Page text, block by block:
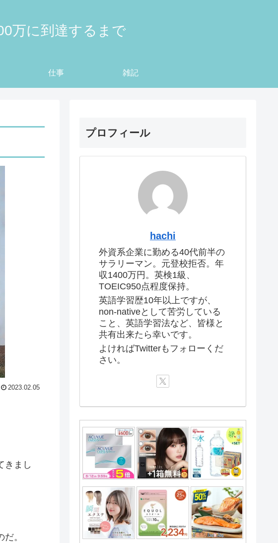
万に到達するまで
仕事 雑記
2023.02.05
きまし
。
プロフィール
hachi
外資系企業に勤める40代前半の
サラリーマン。元登校拒否。年
収1400万円。英検1級、
TOEIC950点程度保持。
英語学習歴10年以上ですが、
non-nativeとして苦労している
こと、英語学習法など、皆様と
共有出来たら幸いです。
よければTwitterもフォローくだ
さい。